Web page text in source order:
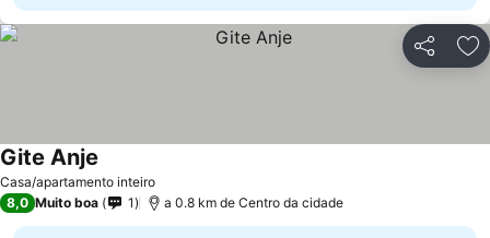
Partilhar
Casa/apartamento inteiro
Gite Anje
8,0 Muito boa 1 a 0.8 km de Centro da cidade